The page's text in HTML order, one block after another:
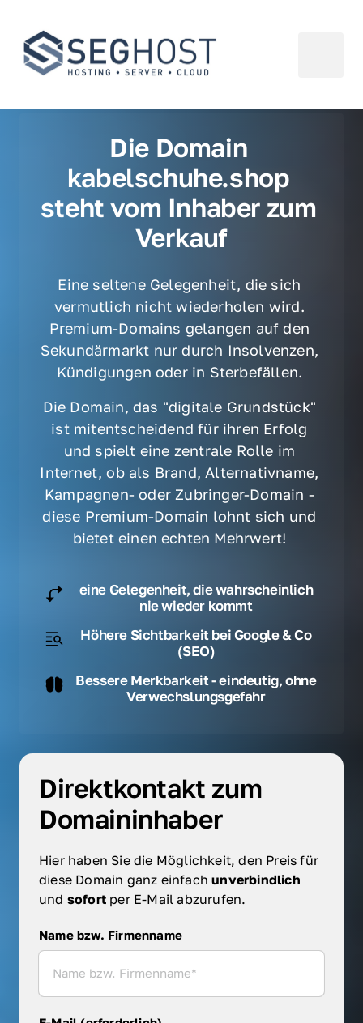
Die Domain
kabelschuhe.shop
steht vom Inhaber zum
Verkauf
Eine seltene Gelegenheit, die sich
vermutlich nicht wiederholen wird.
Premium-Domains gelangen auf den
Sekundärmarkt nur durch Insolvenzen,
Kündigungen oder in Sterbefällen.
Die Domain, das "digitale Grundstück"
ist mitentscheidend für ihren Erfolg
und spielt eine zentrale Rolle im
Internet, ob als Brand, Alternativname,
Kampagnen- oder Zubringer-Domain -
diese Premium-Domain lohnt sich und
bietet einen echten Mehrwert!
eine Gelegenheit, die wahrscheinlich
nie wieder kommt
Höhere Sichtbarkeit bei Google & Co
(SEO)
Bessere Merkbarkeit - eindeutig, ohne
Verwechslungsgefahr
Direktkontakt zum
Domaininhaber
Hier haben Sie die Möglichkeit, den Preis für
diese Domain ganz einfach
und sofort per E-Mail abzurufen.
Name bzw. Firmenname
Name bzw. Firmenname